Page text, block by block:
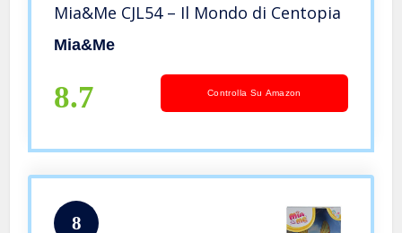
Mia&Me CJL54 – Il Mondo di Centopia
Mia&Me
8.7 Controlla Su Amazon
8